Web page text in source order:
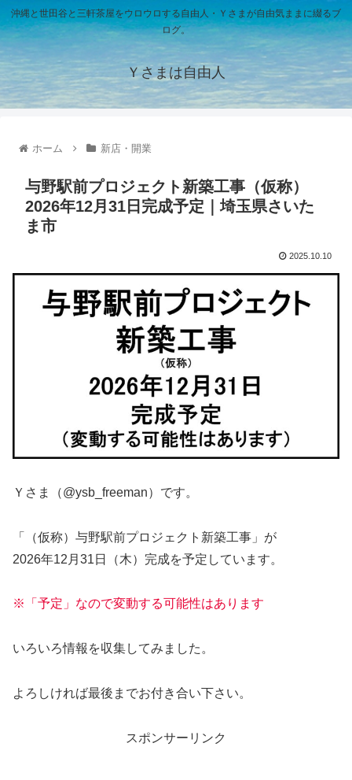
沖縄と世田谷と三軒茶屋をウロウロする自由人・Ｙさまが自由気ままに綴るブ
ログ。
Ｙさまは自由人
ホーム 新店・開業
与野駅前プロジェクト新築工事（仮称）
2026年12月31日完成予定｜埼玉県さいた
ま市
2025.10.10
Ｙさま（@ysb_freeman）です。
「（仮称）与野駅前プロジェクト新築工事」が
2026年12月31日（木）完成を予定しています。
※「予定」なので変動する可能性はあります
いろいろ情報を収集してみました。
よろしければ最後までお付き合い下さい。
スポンサーリンク